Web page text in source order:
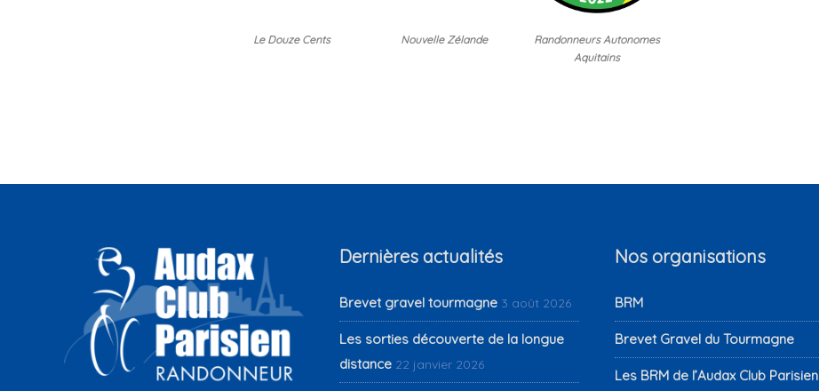
Le Douze Cents Nouvelle Zélande
Randonneurs Autonomes
Aquitains
Dernières actualités
Brevet gravel tourmagne 3 août 2026
Les sorties découverte de la longue
distance 22 janvier 2026
Nos organisations
BRM
Brevet Gravel du Tourmagne
Les BRM de l’Audax Club Parisien